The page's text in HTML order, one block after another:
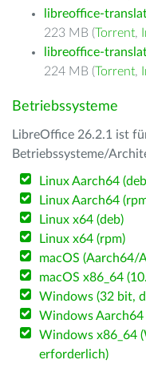
libreoffice-
223 MB (Torrent,
libreoffice-
224 MB (Torrent,
Betriebssysteme
LibreOffice 26.2.1 ist
Betriebssysteme/
Linux Aarch64
Linux Aarch64
Linux x64 (deb)
Linux x64 (rpm)
macOS (Aarch64/
macOS x86_64
Windows (32 bit,
Windows Aarch64
Windows x86_64
erforderlich)